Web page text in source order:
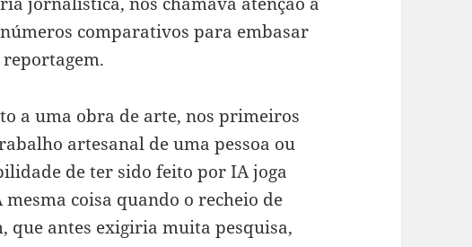
comparativos para embasar
a uma obra de arte, nos primeiros
artesanal de uma pessoa ou
de ter sido feito por IA joga
coisa quando o recheio de
que antes exigiria muita pesquisa,